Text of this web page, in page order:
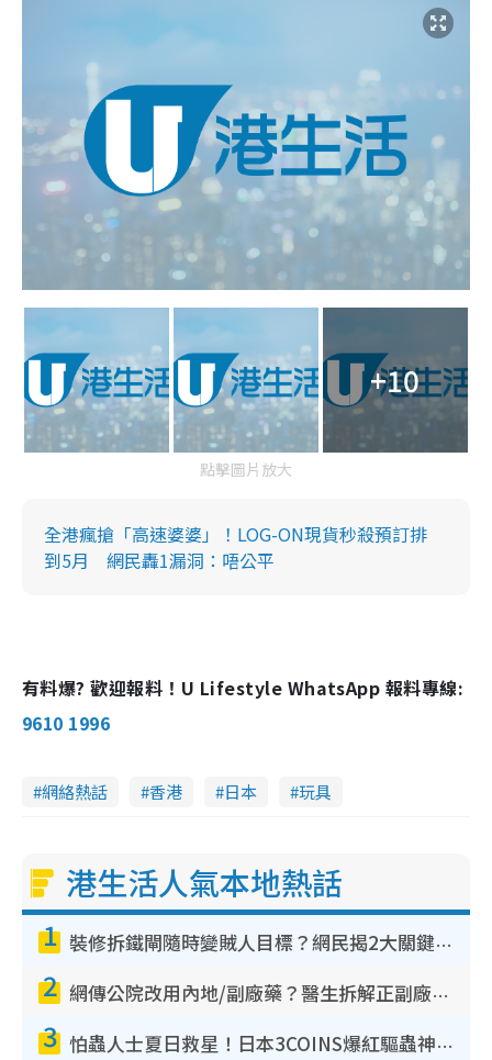
+10
點擊圖片放大
全港瘋搶「高速婆婆」！LOG-ON現貨秒殺預訂排
到5月 網民轟1漏洞：唔公平
有料爆? 歡迎報料！U Lifestyle WhatsApp 報料專線:
9610 1996
網絡熱話 香港 日本 玩具
港生活人氣本地熱話
1 裝修拆鐵閘隨時變賊人目標？網民揭2大關鍵用途：裝新式等於白裝？附新舊鐵閘分別
2 網傳公院改用內地/副廠藥？醫生拆解正副廠分別 揭4類人換藥隨時出事
3 怕蟲人士夏日救星！日本3COINS爆紅驅蟲神器$45起 1招「全程免觸碰」輕鬆搞定小強